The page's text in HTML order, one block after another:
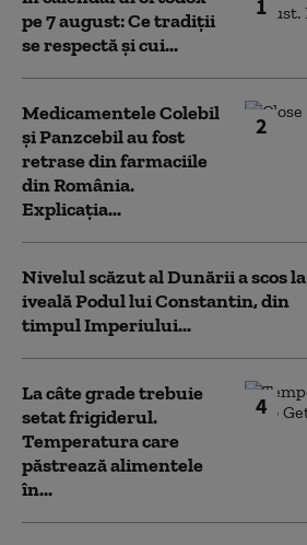
1
pe 7 august: Ce tradiții
se respectă și cui...
2
Medicamentele Colebil
și Panzcebil au fost
retrase din farmaciile
din România.
Explicația...
Nivelul scăzut al Dunării a scos la
iveală Podul lui Constantin, din
timpul Imperiului...
4
La câte grade trebuie
setat frigiderul.
Temperatura care
păstrează alimentele
în...